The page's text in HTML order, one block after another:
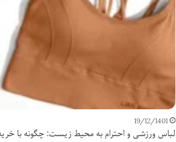
19/12/1401
لباس ورزشی و احترام به محیط زیست: چگونه با